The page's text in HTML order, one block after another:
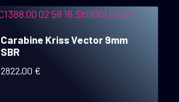
Carabine Kriss Vector 9mm
SBR
2822,00 €